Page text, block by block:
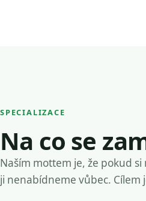
SPECIALIZACE
Na co se
Naším mottem je, že pokud
ji nenabídneme vůbec. Cílem